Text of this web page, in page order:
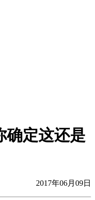
确定这还是
2017年06月09日